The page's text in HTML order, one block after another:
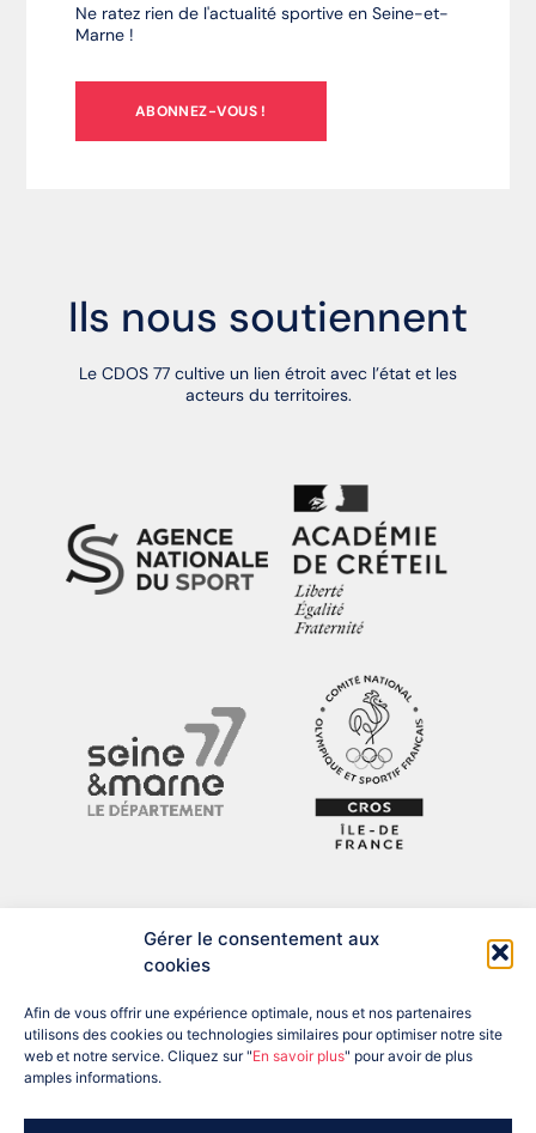
Gérer le consentement aux
cookies
Afin de vous offrir une expérience optimale, nous et nos partenaires
utilisons des cookies ou technologies similaires pour optimiser notre site
web et notre service. Cliquez sur "En savoir plus" pour avoir de plus
amples informations.
Ne ratez rien de l'actualité sportive en Seine-et-
Marne !
ABONNEZ-VOUS !
Ils nous soutiennent
Le CDOS 77 cultive un lien étroit avec l’état et les
acteurs du territoires.
ADRESSE : 12 BIS RUE DU PRÉSIDENT DESPATYS, 77007 MELUN
TÉL : 01 60 56 04 57